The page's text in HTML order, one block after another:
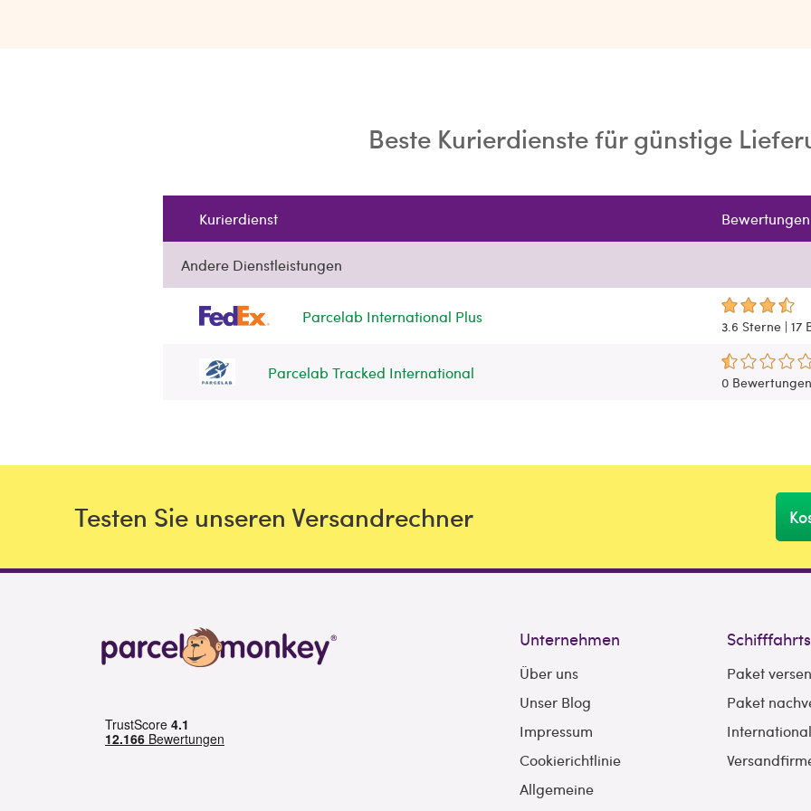
Beste Kurierdienste für günstige
Kurierdienst Bewertungen
Andere Dienstleistungen
Parcelab International Plus
3.6 Sterne |17
Parcelab Tracked International
0 Bewertungen
Testen Sie unseren Versandrechner
Unternehmen
Über uns
Unser Blog
Impressum
Cookierichtlinie
Allgemeine
Paket
Paket